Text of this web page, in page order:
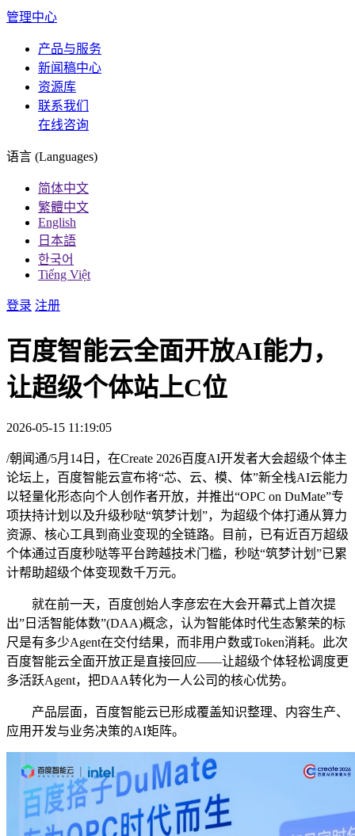
管理中心
产品与服务
新闻稿中心
资源库
联系我们
在线咨询
语言 (Languages)
简体中文
繁體中文
English
日本語
한국어
Tiếng Việt
登录 注册
百度智能云全面开放AI能力，
让超级个体站上C位
2026-05-15 11:19:05
/朝闻通/5月14日，在Create 2026百度AI开发者大会超级个体主
论坛上，百度智能云宣布将“芯、云、模、体”新全栈AI云能力
以轻量化形态向个人创作者开放，并推出“OPC on DuMate”专
项扶持计划以及升级秒哒“筑梦计划”，为超级个体打通从算力
资源、核心工具到商业变现的全链路。目前，已有近百万超级
个体通过百度秒哒等平台跨越技术门槛，秒哒“筑梦计划”已累
计帮助超级个体变现数千万元。
就在前一天，百度创始人李彦宏在大会开幕式上首次提
出”日活智能体数”(DAA)概念，认为智能体时代生态繁荣的标
尺是有多少Agent在交付结果，而非用户数或Token消耗。此次
百度智能云全面开放正是直接回应——让超级个体轻松调度更
多活跃Agent，把DAA转化为一人公司的核心优势。
产品层面，百度智能云已形成覆盖知识整理、内容生产、
应用开发与业务决策的AI矩阵。